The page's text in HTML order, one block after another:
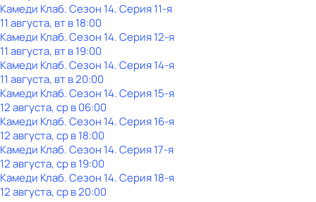
Камеди Клаб. Сезон 14. Серия 11-я
11 августа, вт в 18:00
Камеди Клаб. Сезон 14. Серия 12-я
11 августа, вт в 19:00
Камеди Клаб. Сезон 14. Серия 14-я
11 августа, вт в 20:00
Камеди Клаб. Сезон 14. Серия 15-я
12 августа, ср в 06:00
Камеди Клаб. Сезон 14. Серия 16-я
12 августа, ср в 18:00
Камеди Клаб. Сезон 14. Серия 17-я
12 августа, ср в 19:00
Камеди Клаб. Сезон 14. Серия 18-я
12 августа, ср в 20:00